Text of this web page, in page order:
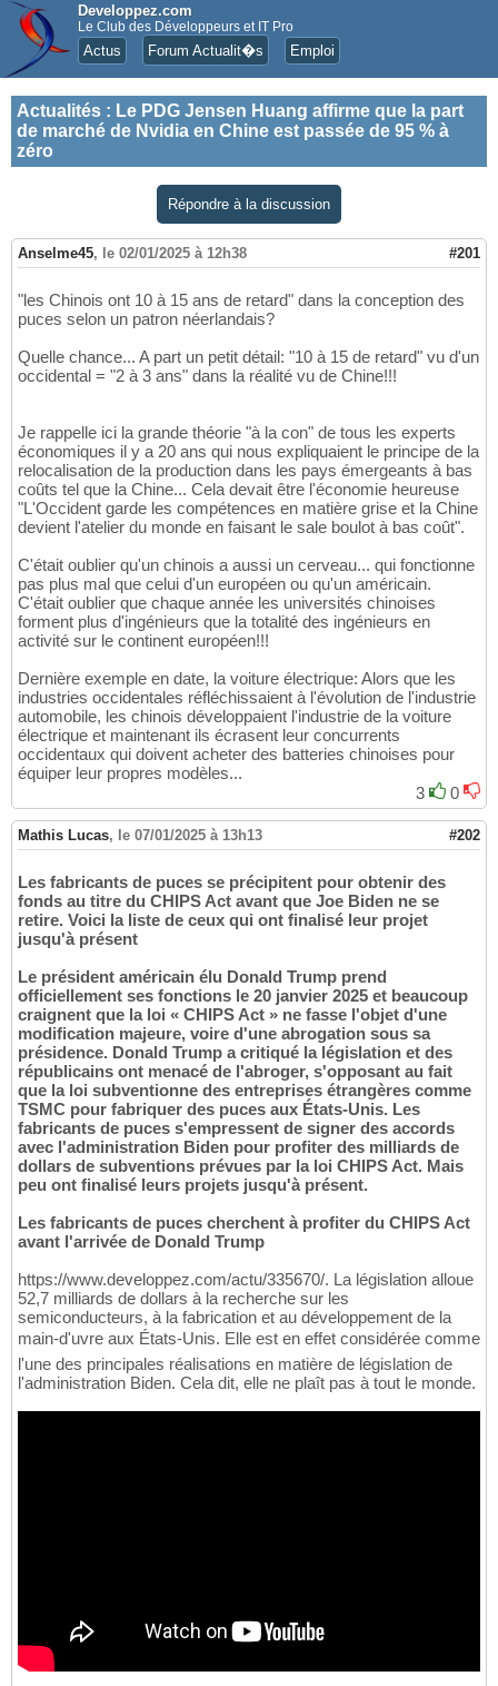
Developpez.com
Le Club des Développeurs et IT Pro
Actus Forum Actualit�s Emploi
Actualités : Le PDG Jensen Huang affirme que la part
de marché de Nvidia en Chine est passée de 95 % à
zéro
Répondre à la discussion
Anselme45, le 02/01/2025 à 12h38 #201
"les Chinois ont 10 à 15 ans de retard" dans la conception des
puces selon un patron néerlandais?
Quelle chance... A part un petit détail: "10 à 15 de retard" vu d'un
occidental = "2 à 3 ans" dans la réalité vu de Chine!!!
Je rappelle ici la grande théorie "à la con" de tous les experts
économiques il y a 20 ans qui nous expliquaient le principe de la
relocalisation de la production dans les pays émergeants à bas
coûts tel que la Chine... Cela devait être l'économie heureuse
"L'Occident garde les compétences en matière grise et la Chine
devient l'atelier du monde en faisant le sale boulot à bas coût".
C'était oublier qu'un chinois a aussi un cerveau... qui fonctionne
pas plus mal que celui d'un européen ou qu'un américain.
C'était oublier que chaque année les universités chinoises
forment plus d'ingénieurs que la totalité des ingénieurs en
activité sur le continent européen!!!
Dernière exemple en date, la voiture électrique: Alors que les
industries occidentales réfléchissaient à l'évolution de l'industrie
automobile, les chinois développaient l'industrie de la voiture
électrique et maintenant ils écrasent leur concurrents
occidentaux qui doivent acheter des batteries chinoises pour
équiper leur propres modèles...
3
0
Mathis Lucas, le 07/01/2025 à 13h13 #202
Les fabricants de puces se précipitent pour obtenir des
fonds au titre du CHIPS Act avant que Joe Biden ne se
retire. Voici la liste de ceux qui ont finalisé leur projet
jusqu'à présent
Le président américain élu Donald Trump prend
officiellement ses fonctions le 20 janvier 2025 et beaucoup
craignent que la loi « CHIPS Act » ne fasse l'objet d'une
modification majeure, voire d'une abrogation sous sa
présidence. Donald Trump a critiqué la législation et des
républicains ont menacé de l'abroger, s'opposant au fait
que la loi subventionne des entreprises étrangères comme
TSMC pour fabriquer des puces aux États-Unis. Les
fabricants de puces s'empressent de signer des accords
avec l'administration Biden pour profiter des milliards de
dollars de subventions prévues par la loi CHIPS Act. Mais
peu ont finalisé leurs projets jusqu'à présent.
Les fabricants de puces cherchent à profiter du CHIPS Act
avant l'arrivée de Donald Trump
https://www.developpez.com/actu/335670/. La législation alloue
52,7 milliards de dollars à la recherche sur les
semiconducteurs, à la fabrication et au développement de la
main-d'uvre aux États-Unis. Elle est en effet considérée comme
l'une des principales réalisations en matière de législation de
l'administration Biden. Cela dit, elle ne plaît pas à tout le monde.